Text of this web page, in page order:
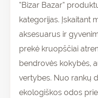
“Bizar Bazar”
kategorijas. Įskaitant
aksesuarus ir
prekė kruopščiai
bendrovės kokybės,
vertybes. Nuo rankų
ekologiškos odos